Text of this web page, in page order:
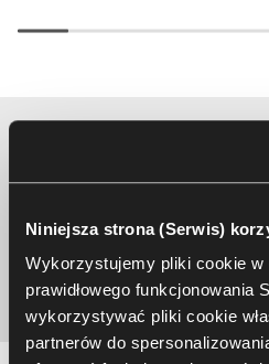
Niniejsza strona (Serwis)
Wykorzystujemy pliki cookie w
prawidłowego funkcjonowania
wykorzystywać pliki cookie
partnerów do
Porozmawiajmy
Napisz